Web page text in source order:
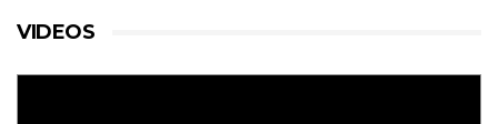
VIDEOS